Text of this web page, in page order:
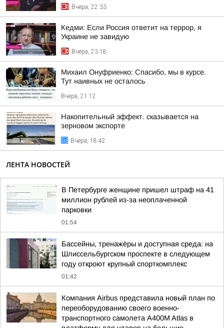
Вчера, 22:33
Кедми: Если Россия ответит на террор, я
Украине не завидую
Вчера, 23:18
Михаил Онуфриенко: Спасибо, мы в курсе.
Тут наивных не осталось
Вчера, 21:12
Накопительный эффект. сказывается на
зерновом экспорте
Вчера, 18:42
ЛЕНТА НОВОСТЕЙ
В Петербурге женщине пришел штраф на 41
миллион рублей из-за неоплаченной
парковки
01:54
Бассейны, тренажёры и доступная среда: на
Шлиссельбургском проспекте в следующем
году откроют крупный спорткомплекс
01:42
Компания Airbus представила новый план по
переоборудованию своего военно-
транспортного самолета A400M Atlas в